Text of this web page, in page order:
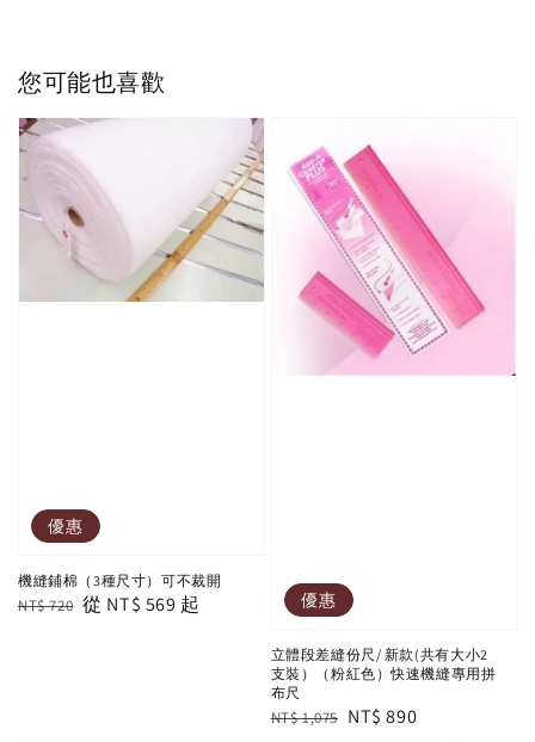
您可能也喜歡
優惠
機縫鋪棉（3種尺寸）可不裁開
Regular
NT$ 720 Sale
從 NT$ 569 起 優惠
立體段差縫份尺/ 新款(共有大小2
支裝）（粉紅色）快速機縫專用拼
布尺
Regular
NT$ 1,075 Sale
NT$ 890